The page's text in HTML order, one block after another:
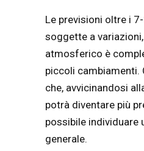
Le previsioni oltre i
soggette a
atmosferico è
piccoli cambiamenti.
che, avvicinandosi
potrà diventare più
possibile individuare
generale.